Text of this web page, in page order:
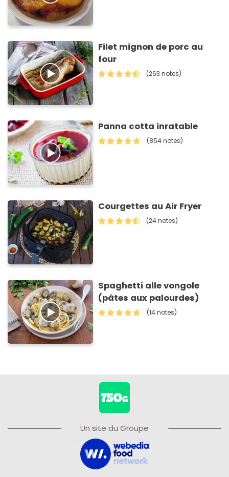
Filet mignon de porc au
four
(263 notes)
Panna cotta inratable
(854 notes)
Courgettes au Air Fryer
(24 notes)
Spaghetti alle vongole
(pâtes aux palourdes)
(14 notes)
Un site du Groupe